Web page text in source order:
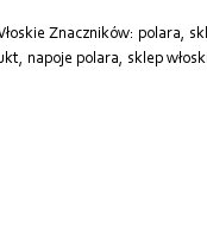
Znaczników: polara,
, napoje polara, sklep